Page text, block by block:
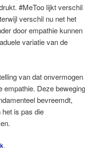
#MeToo lijkt verschil
verschil nu net het
door empathie kunnen
variatie van de
van dat onvermogen
empathie. Deze beweging
bevreemdt,
is pas die
.